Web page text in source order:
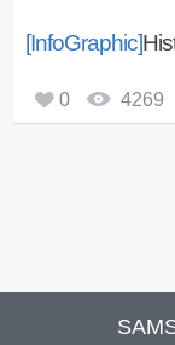
[InfoGraphic]
0 4269